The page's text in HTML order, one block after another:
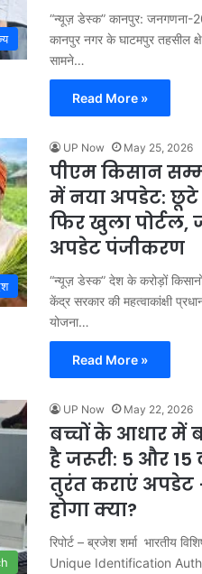
“न्यूज़ डेस्क” कानपुर:
कानपुर नगर के घाटमपुर तहसील
सामने…
Read More »
UP Now May 25, 2026
पीएम किसान
में नया अपडेट: छूटे
फिर खुला पोर्टल,
अपडेट पंजीकरण
“न्यूज़ डेस्क” देश के करोड़ों
केंद्र सरकार की महत्वाकांक्षी
योजना…
Read More »
UP Now May 22, 2026
बच्चों के आधार में
है जरूरी: 5 और 15
तुरंत कराएं अपडेट
होगा क्या?
रिपोर्ट – ब्रजेश शर्मा भारतीय
Unique Identification